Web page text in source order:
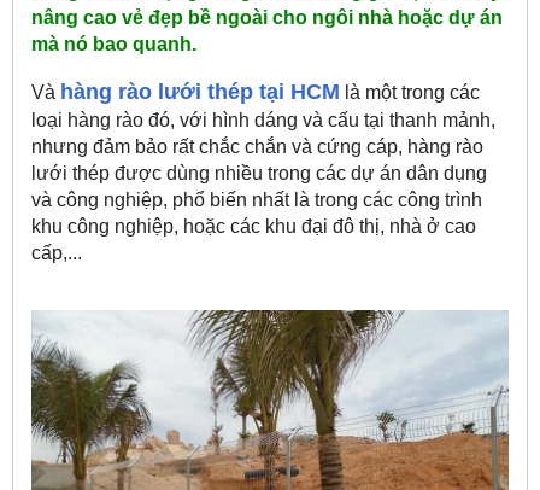
nâng cao vẻ đẹp bề ngoài cho ngôi nhà hoặc dự án
mà nó bao quanh.
Và hàng rào lưới thép tại HCM là một trong các
loại hàng rào đó, với hình dáng và cấu tại thanh mảnh,
nhưng đảm bảo rất chắc chắn và cứng cáp, hàng rào
lưới thép được dùng nhiều trong các dự án dân dụng
và công nghiệp, phổ biến nhất là trong các công trình
khu công nghiệp, hoặc các khu đại đô thị, nhà ở cao
cấp,...